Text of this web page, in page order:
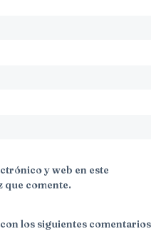
y web en este
que comente.
los siguientes comentarios